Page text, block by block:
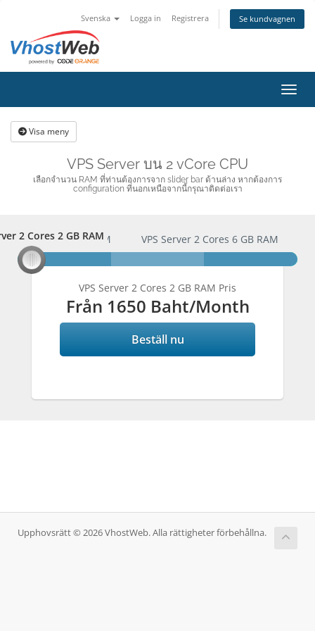
Svenska Logga in Registrera Se kundvagnen
Visa meny
VPS Server บน 2 vCore CPU
เลือกจำนวน RAM ที่ท่านต้องการจาก slider bar ด้านล่าง หากต้องการ
configuration ที่นอกเหนือจากนี้กรุณาติดต่อเรา
here we go
2 Cores 2 GB RAM
2 Cores 2 GB RAM VPS Server 2 Cores 6 GB RAM
VPS Server 2 Cores 2 GB RAM Pris
Från 1650 Baht/Month
Beställ nu
Upphovsrätt © 2026 VhostWeb. Alla rättigheter förbehållna.